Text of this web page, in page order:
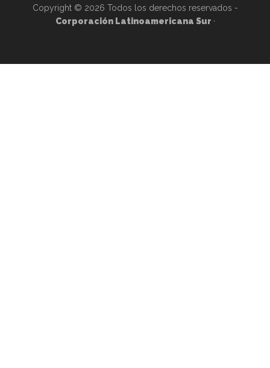
Copyright © 2026 Todos los derechos reservados -
Corporación Latinoamericana Sur ·